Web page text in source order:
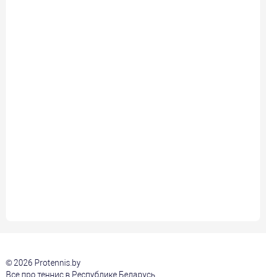
© 2026 Protennis.by
Все про теннис в Республике Беларусь